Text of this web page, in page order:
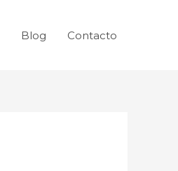
Blog Contacto